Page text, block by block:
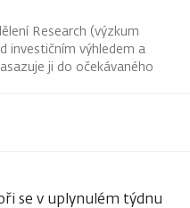
Research (výzkum
investičním výhledem a
ji do očekávaného
se v uplynulém týdnu